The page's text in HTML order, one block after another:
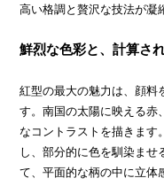
高い格調と贅沢な技法が凝
鮮烈な色彩と、計算さ
紅型の最大の魅力は、顔料
す。南国の太陽に映える赤
なコントラストを描きます
し、部分的に色を馴染ませ
て、平面的な柄の中に立体